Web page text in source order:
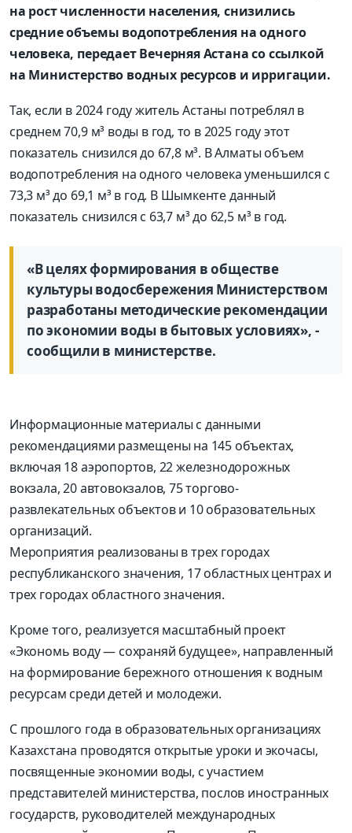
на рост численности населения, снизились
средние объемы водопотребления на одного
человека, передает Вечерняя Астана со ссылкой
на Министерство водных ресурсов и ирригации.
Так, если в 2024 году житель Астаны потреблял в
среднем 70,9 м³ воды в год, то в 2025 году этот
показатель снизился до 67,8 м³. В Алматы объем
водопотребления на одного человека уменьшился с
73,3 м³ до 69,1 м³ в год. В Шымкенте данный
показатель снизился с 63,7 м³ до 62,5 м³ в год.
«В целях формирования в обществе
культуры водосбережения Министерством
разработаны методические рекомендации
по экономии воды в бытовых условиях», -
сообщили в министерстве.
Информационные материалы с данными
рекомендациями размещены на 145 объектах,
включая 18 аэропортов, 22 железнодорожных
вокзала, 20 автовокзалов, 75 торгово-
развлекательных объектов и 10 образовательных
организаций.
Мероприятия реализованы в трех городах
республиканского значения, 17 областных центрах и
трех городах областного значения.
Кроме того, реализуется масштабный проект
«Экономь воду — сохраняй будущее», направленный
на формирование бережного отношения к водным
ресурсам среди детей и молодежи.
С прошлого года в образовательных организациях
Казахстана проводятся открытые уроки и экочасы,
посвященные экономии воды, с участием
представителей министерства, послов иностранных
государств, руководителей международных